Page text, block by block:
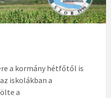
a kormány hétfőtől is
iskolákban a
a